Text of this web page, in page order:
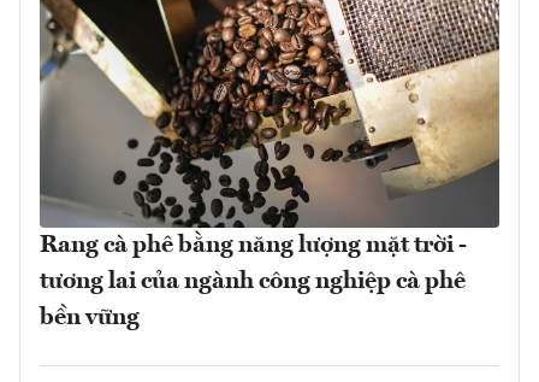
Rang cà phê bằng năng lượng mặt trời -
tương lai của ngành công nghiệp cà phê
bền vững